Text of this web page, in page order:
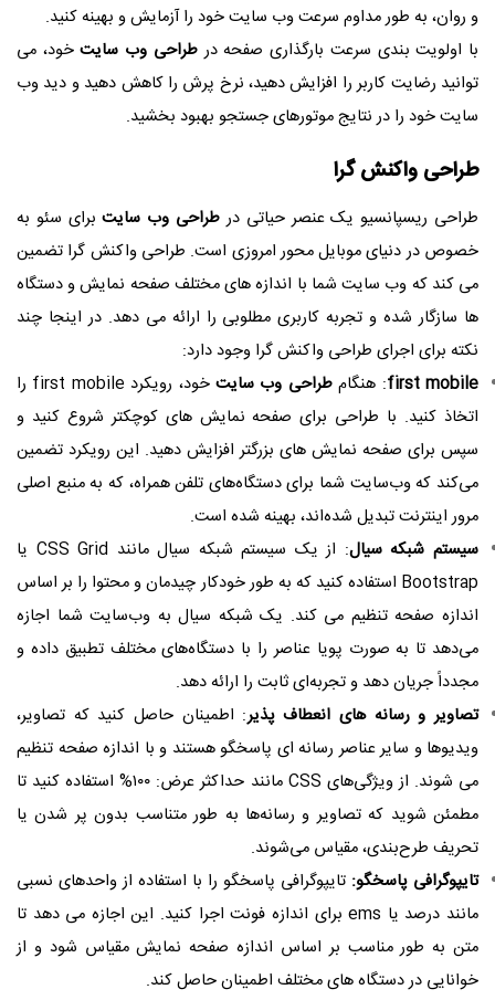
و روان، به طور مداوم سرعت وب سایت خود را آزمایش و بهینه کنید.
با اولویت بندی سرعت بارگذاری صفحه درطراحی وب سایتخود، می
توانید رضایت کاربر را افزایش دهید، نرخ پرش را کاهش دهید و دید وب
سایت خود را در نتایج موتورهای جستجو بهبود بخشید.
طراحی واکنش گرا
طراحی ریسپانسیو یک عنصر حیاتی در طراحی وب سایتبرای سئو به
خصوص در دنیای موبایل محور امروزی است. طراحی واکنش گرا تضمین
می کند که وب سایت شما با اندازه های مختلف صفحه نمایش و دستگاه
ها سازگار شده و تجربه کاربری مطلوبی را ارائه می دهد. در اینجا چند
نکته برای اجرای طراحی واکنش گرا وجود دارد:
first mobile: هنگامطراحی وب سایت
خود، رویکرد first mobile را
اتخاذ کنید. با طراحی برای صفحه نمایش های کوچکتر شروع کنید و
سپس برای صفحه نمایش های بزرگتر افزایش دهید. این رویکرد تضمین
می‌کند که وب‌سایت شما برای دستگاه‌های تلفن همراه، که به منبع اصلی
مرور اینترنت تبدیل شده‌اند، بهینه شده است.
سیستم شبکه سیال
: از یک سیستم شبکه سیال مانند CSS Grid یا
Bootstrap استفاده کنید که به طور خودکار چیدمان و محتوا را بر اساس
اندازه صفحه تنظیم می کند. یک شبکه سیال به وب‌سایت شما اجازه
می‌دهد تا به صورت پویا عناصر را با دستگاه‌های مختلف تطبیق داده و
مجدداً جریان دهد و تجربه‌ای ثابت را ارائه دهد.
تصاویر و رسانه های انعطاف پذیر: اطمینان حاصل کنید که تصاویر،
ویدیوها و سایر عناصر رسانه ای پاسخگو هستند و با اندازه صفحه تنظیم
می شوند. از ویژگی‌های CSS مانند حداکثر عرض: ۱۰۰% استفاده کنید تا
مطمئن شوید که تصاویر و رسانه‌ها به طور متناسب بدون پر شدن یا
تحریف طرح‌بندی، مقیاس می‌شوند.
تایپوگرافی پاسخگو: تایپوگرافی پاسخگو را با استفاده از واحدهای نسبی
مانند درصد یا ems برای اندازه فونت اجرا کنید. این اجازه می دهد تا
متن به طور مناسب بر اساس اندازه صفحه نمایش مقیاس شود و از
خوانایی در دستگاه های مختلف اطمینان حاصل کند.